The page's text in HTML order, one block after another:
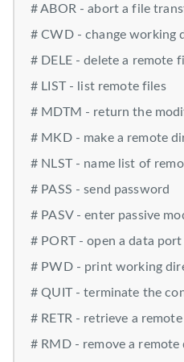
# ABOR - abort a file
# CWD - change working
# DELE - delete a remote
# LIST - list remote files
# MDTM - return the
# MKD - make a remote
# NLST - name list of
# PASS - send password
# PASV - enter passive
# PORT - open a data port
# PWD - print working
# QUIT - terminate the
# RETR - retrieve a
# RMD - remove a